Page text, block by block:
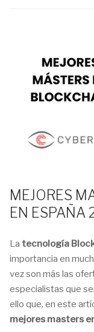
MEJORES
EN ESPAÑA
La tecnología
importancia en
vez son más las
especialistas que
ello que, en este
mejores masters